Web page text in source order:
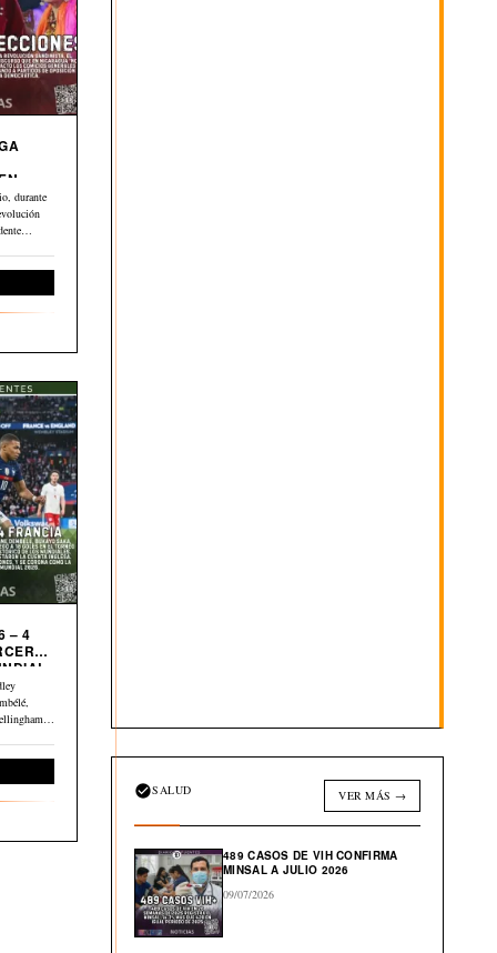
durante
– 4
y
SALUD VER MÁS →
489 CASOS DE VIH CONFIRMA
MINSAL A JULIO 2026
09/07/2026